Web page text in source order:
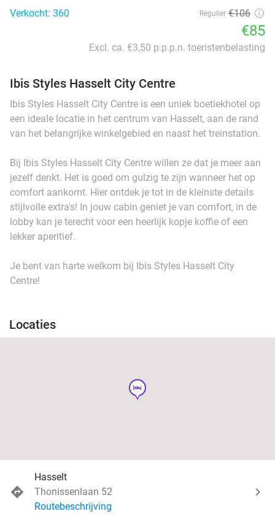
Verkocht: 360
Regulier €106
€85
Excl. ca. €3,50 p.p.p.n. toeristenbelasting
Ibis Styles Hasselt City Centre
Ibis Styles Hasselt City Centre is een uniek boetiekhotel op
een ideale locatie in het centrum van Hasselt, aan de rand
van het belangrijke winkelgebied en naast het treinstation.
Bij Ibis Styles Hasselt City Centre willen ze dat je meer aan
jezelf denkt. Het is goed om gulzig te zijn wanneer het op
comfort aankomt. Hier ontdek je tot in de kleinste details
stijlvolle extra's! In jouw cabin geniet je van comfort, in de
lobby kan je terecht voor een heerlijk kopje koffie of een
lekker aperitief.
Je bent van harte welkom bij Ibis Styles Hasselt City
Centre!
Locaties
hotel
Hasselt
Thonissenlaan 52
Routebeschrijving